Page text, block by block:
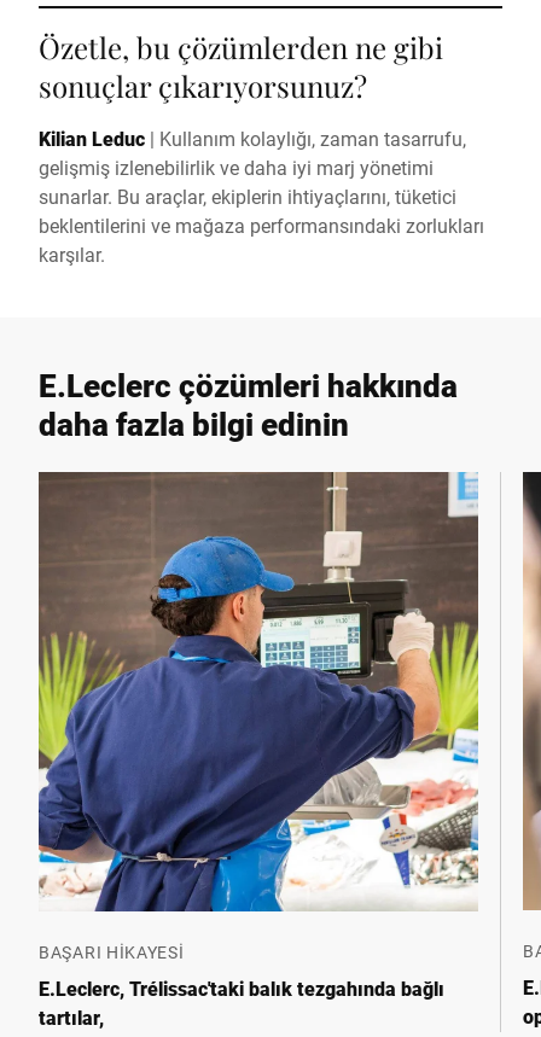
Özetle, bu çözümlerden ne gibi
sonuçlar çıkarıyorsunuz?
Kilian Leduc | Kullanım kolaylığı, zaman tasarrufu,
gelişmiş izlenebilirlik ve daha iyi marj yönetimi
sunarlar. Bu araçlar, ekiplerin ihtiyaçlarını, tüketici
beklentilerini ve mağaza performansındaki zorlukları
karşılar.
E.Leclerc çözümleri hakkında
daha fazla bilgi edinin
BAŞARI HIKAYESI
E.Leclerc, Trélissac'taki balık tezgahında bağlı
tartılar,